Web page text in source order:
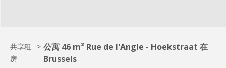
共享租
房
> 公寓 46 m² Rue de l'Angle - Hoekstraat 在
Brussels